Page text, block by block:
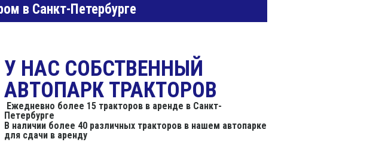
в Санкт-Петербурге
У НАС СОБСТВЕННЫЙ
АВТОПАРК ТРАКТОРОВ
Ежедневно более 15 тракторов в аренде в Санкт-
Петербурге
В наличии более 40 различных тракторов в нашем автопарке
для сдачи в аренду